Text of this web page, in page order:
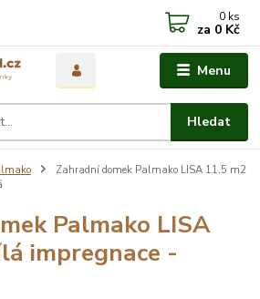
Menu
Hledat
0 ks
za 0 Kč
Zahradní domek Palmako LISA 11,5 m2
Palmako LISA
impregnace -